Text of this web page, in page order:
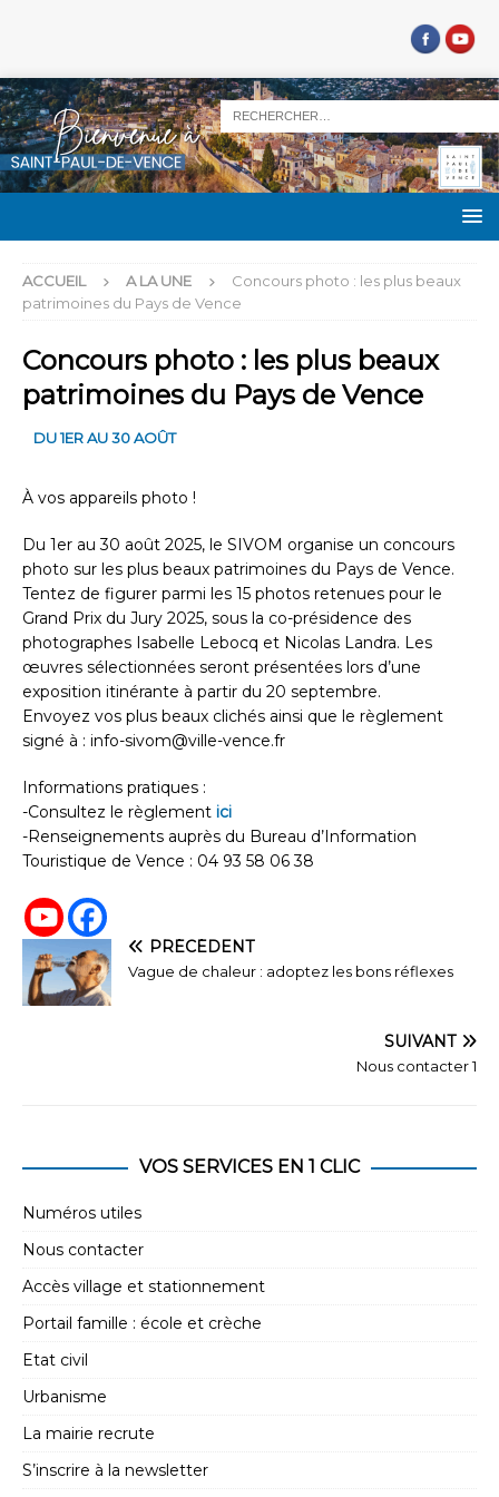
ACCUEIL A LA UNE
Concours photo : les plus beaux
patrimoines du Pays de Vence
Concours photo : les plus beaux
patrimoines du Pays de Vence
DU 1ER AU 30 AOÛT
À vos appareils photo !
Du 1er au 30 août 2025, le SIVOM organise un concours
photo sur les plus beaux patrimoines du Pays de Vence.
Tentez de figurer parmi les 15 photos retenues pour le
Grand Prix du Jury 2025, sous la co-présidence des
photographes Isabelle Lebocq et Nicolas Landra. Les
œuvres sélectionnées seront présentées lors d’une
exposition itinérante à partir du 20 septembre.
Envoyez vos plus beaux clichés ainsi que le règlement
signé à : info-sivom@ville-vence.fr
Informations pratiques :
-Consultez le règlement ici
-Renseignements auprès du Bureau d’Information
Touristique de Vence : 04 93 58 06 38
PRÉCÉDENT
Vague de chaleur : adoptez les bons réflexes
SUIVANT
Nous contacter 1
VOS SERVICES EN 1 CLIC
Numéros utiles
Nous contacter
Accès village et stationnement
Portail famille : école et crèche
Etat civil
Urbanisme
La mairie recrute
S’inscrire à la newsletter